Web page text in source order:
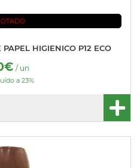
HIGIENICO P12 ECO
/ un
a 23%